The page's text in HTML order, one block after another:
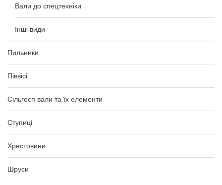
Вали до спецтехніки
Інші види
Пильники
Піввісі
Сільгосп вали та їх елементи
Ступиці
Хрестовини
Шруси